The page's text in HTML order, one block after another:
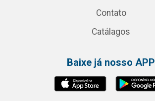
Contato
Catálagos
Baixe já nosso APP